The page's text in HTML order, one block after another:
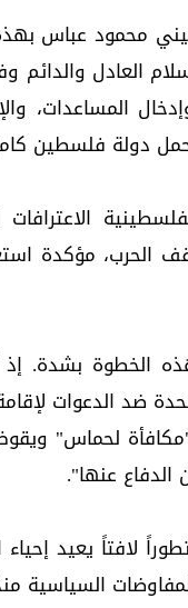
محمود عباس
العادل والدائم
المساعدات،
دولة فلسطين
الحرب، مؤكدة
بشدة. إذ
ضد الدعوات لإقامة
"مكافأة لحماس"
عنها".
لافتاً يعيد
السياسية